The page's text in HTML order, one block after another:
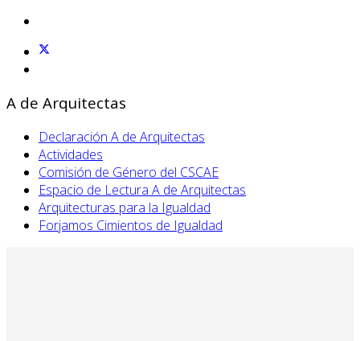
A de Arquitectas
Declaración A de Arquitectas
Actividades
Comisión de Género del CSCAE
Espacio de Lectura A de Arquitectas
Arquitecturas para la Igualdad
Forjamos Cimientos de Igualdad